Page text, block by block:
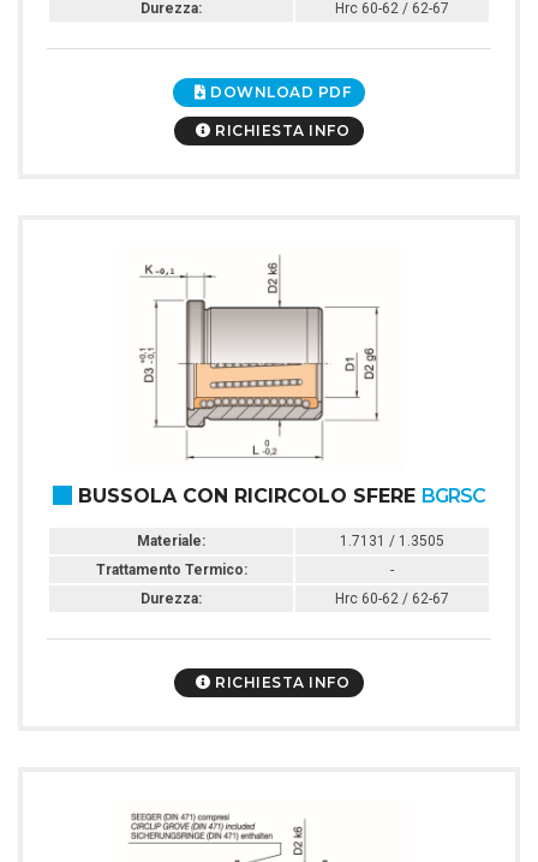
Durezza:
Hrc 60-62 / 62-67
DOWNLOAD PDF
RICHIESTA INFO
BUSSOLA CON RICIRCOLO SFERE BGRSC
Materiale:
1.7131 / 1.3505
Trattamento Termico:
-
Durezza:
Hrc 60-62 / 62-67
RICHIESTA INFO